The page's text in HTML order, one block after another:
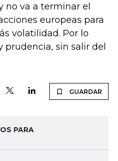
no va a terminar el
europeas para
volatilidad. Por lo
sin salir del
GUARDAR
PARA